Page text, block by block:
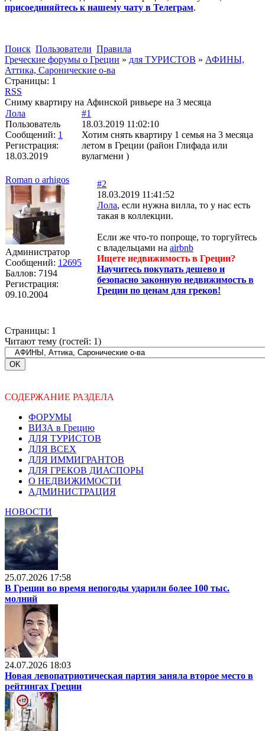
присоединяйтесь к нашему чату в Телеграм.
Поиск Пользователи Правила
Греческие форумы о Греции » для ТУРИСТОВ » АФИНЫ,
Аттика, Саронические о-ва
Страницы: 1
RSS
Сниму квартиру на Афинской ривьере на 3 месяца
Лола
Пользователь
Сообщений: 1
Регистрация:
18.03.2019
#1
18.03.2019 11:02:10
Хотим снять квартиру 1 семья на 3 месяца
летом в Греции (район Глифада или
вулагмени )
Roman o arhigos
Администратор
Сообщений: 12695
Баллов: 7194
Регистрация:
09.10.2004
#2
18.03.2019 11:41:52
Лола, если нужна вилла, то у нас есть
такая в коллекции.
Если же что-то попроще, то торгуйтесь
с владельцами на airbnb
Ищете недвижимость в Греции?
Научитесь покупать дешево и
безопасно законную недвижимость в
Греции по ценам для греков!
Страницы: 1
Читают тему (гостей: 1)
СОДЕРЖАНИЕ РАЗДЕЛА
ФОРУМЫ
ВИЗА в Грецию
ДЛЯ ТУРИСТОВ
ДЛЯ ВСЕХ
ДЛЯ ИММИГРАНТОВ
ДЛЯ ГРЕКОВ ДИАСПОРЫ
О НЕДВИЖИМОСТИ
АДМИНИСТРАЦИЯ
НОВОСТИ
25.07.2026 17:58
В Греции во время непогоды ударили более 100 тыс.
молний
24.07.2026 18:03
Новая левопатриотическая партия заняла второе место в
рейтингах Греции